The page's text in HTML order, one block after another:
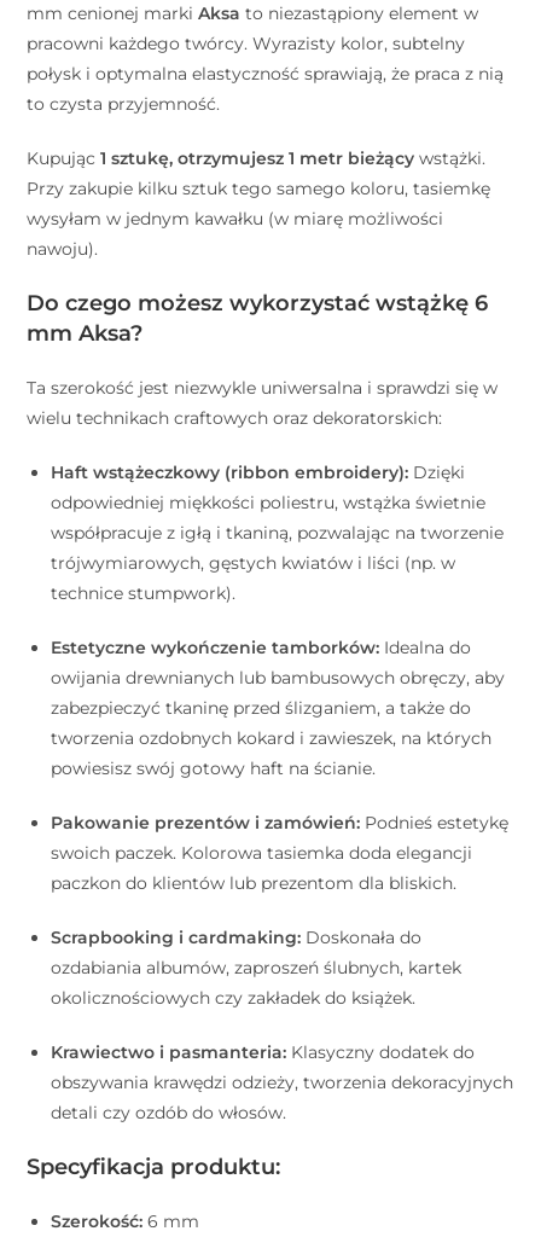
mm cenionej markiAksa to niezastąpiony element w
pracowni każdego twórcy. Wyrazisty kolor, subtelny
połysk i optymalna elastyczność sprawiają, że praca z nią
to czysta przyjemność.
Kupując1 sztukę, otrzymujesz 1 metr bieżący wstążki.
Przy zakupie kilku sztuk tego samego koloru, tasiemkę
wysyłam w jednym kawałku (w miarę możliwości
nawoju).
Do czego możesz wykorzystać wstążkę 6
mm Aksa?
Ta szerokość jest niezwykle uniwersalna i sprawdzi się w
wielu technikach craftowych oraz dekoratorskich:
Haft wstążeczkowy (ribbon embroidery): Dzięki
odpowiedniej miękkości poliestru, wstążka świetnie
współpracuje z igłą i tkaniną, pozwalając na tworzenie
trójwymiarowych, gęstych kwiatów i liści (np. w
technice stumpwork).
Estetyczne wykończenie tamborków: Idealna do
owijania drewnianych lub bambusowych obręczy, aby
zabezpieczyć tkaninę przed ślizganiem, a także do
tworzenia ozdobnych kokard i zawieszek, na których
powiesisz swój gotowy haft na ścianie.
Pakowanie prezentów i zamówień: Podnieś estetykę
swoich paczek. Kolorowa tasiemka doda elegancji
paczkon do klientów lub prezentom dla bliskich.
Scrapbooking i cardmaking: Doskonała do
ozdabiania albumów, zaproszeń ślubnych, kartek
okolicznościowych czy zakładek do książek.
Krawiectwo i pasmanteria: Klasyczny dodatek do
obszywania krawędzi odzieży, tworzenia dekoracyjnych
detali czy ozdób do włosów.
Specyfikacja produktu:
Szerokość: 6 mm